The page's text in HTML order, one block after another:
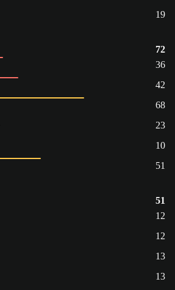
19
72
36
42
68
23
10
51
51
12
12
13
13